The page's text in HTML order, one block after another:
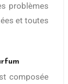
problèmes
et toutes
composée